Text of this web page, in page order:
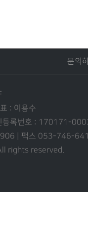
문의
: 이용수
록번호 : 170171-
| 팩스 053-746-
rights reserved.